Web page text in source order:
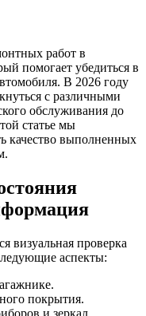
работ в
помогает убедиться в
В 2026 году
с различными
обслуживания до
статье мы
качество выполненных
визуальная проверка
аспекты:
покрытия.
и зеркал.